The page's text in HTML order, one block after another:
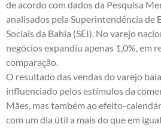
de acordo com dados da Pesquisa
analisados pela Superintendência de
Sociais da Bahia (SEI). No varejo
negócios expandiu apenas 1,0%, em
comparação.
O resultado das vendas do varejo
influenciado pelos estímulos da
Mães, mas também ao efeito-
com um dia útil a mais do que em